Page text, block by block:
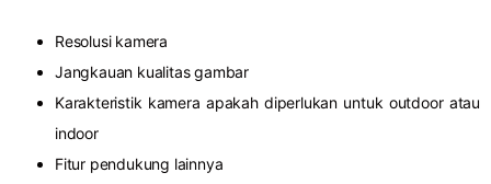
Resolusi kamera
Jangkauan kualitas gambar
Karakteristik kamera apakah diperlukan untuk outdoor atau
indoor
Fitur pendukung lainnya